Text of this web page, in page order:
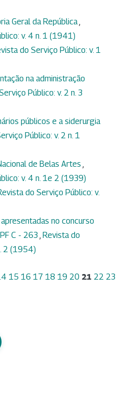
Geral da República,
v. 4 n. 1 (1941)
do Serviço Público: v. 1
na administração
Público: v. 2 n. 3
públicos e a siderurgia
Público: v. 2 n. 1
de Belas Artes ,
v. 4 n. 1e 2 (1939)
do Serviço Público: v.
no concurso
C - 263 , Revista do
2 (1954)
15 16 17 18 19 20 21 22 23